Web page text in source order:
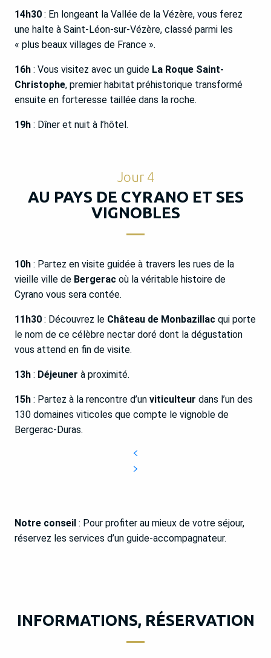
14h30 : En longeant la Vallée de la Vézère, vous ferez
une halte à Saint-Léon-sur-Vézère, classé parmi les
« plus beaux villages de France ».
16h : Vous visitez avec un guide La Roque Saint-
Christophe, premier habitat préhistorique transformé
ensuite en forteresse taillée dans la roche.
19h : Dîner et nuit à l’hôtel.
Jour 4
AU PAYS DE CYRANO ET SES
VIGNOBLES
10h : Partez en visite guidée à travers les rues de la
vieille ville de Bergerac où la véritable histoire de
Cyrano vous sera contée.
11h30 : Découvrez le Château de Monbazillac qui porte
le nom de ce célèbre nectar doré dont la dégustation
vous attend en fin de visite.
13h : Déjeuner à proximité.
15h : Partez à la rencontre d’un viticulteur dans l’un des
130 domaines viticoles que compte le vignoble de
Bergerac-Duras.
Notre conseil : Pour profiter au mieux de votre séjour,
réservez les services d’un guide-accompagnateur.
INFORMATIONS, RÉSERVATION